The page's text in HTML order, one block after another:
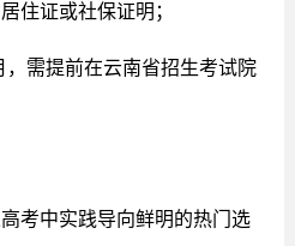
住证或社保证明；
，需提前在云南省招生考试院
考中实践导向鲜明的热门选